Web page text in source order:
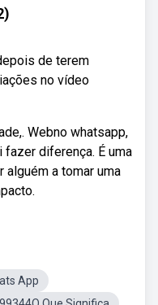
de terem
no vídeo
Webno whatsapp,
diferença. É uma
alguém a tomar uma
App